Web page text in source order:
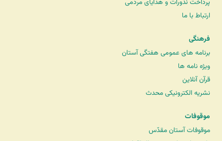
پرداخت نذورات و هدایای مردمی
ارتباط با ما
فرهنگی
برنامه های عمومی هفتگی آستان
ویژه نامه ها
قرآن آنلاین
نشریه الکترونیکی محدث
موقوفات
موقوفات آستان مقدّس